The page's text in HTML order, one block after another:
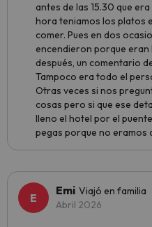
antes de las 15.30 que
hora teniamos los platos
comer. Pues en dos
encendieron porque eran
después, un comentario
Tampoco era todo el
Otras veces si nos
cosas pero si que ese
lleno el hotel por el
pegas porque no eramos
Emi Viajó en familia
Abril 2026